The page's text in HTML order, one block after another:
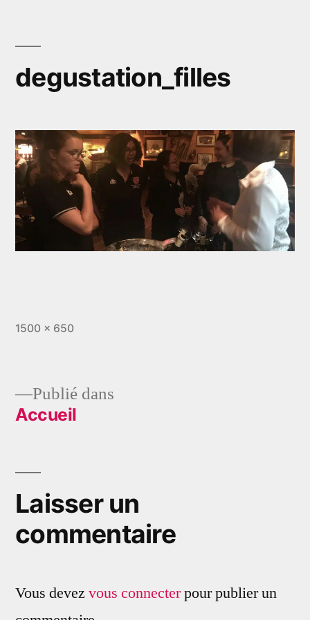
contenu
degustation_filles
Taille
1500 × 650
Navigation
l’article
Publié dans
Accueil
Laisser un
commentaire
Vous devez vous connecterpour publier un